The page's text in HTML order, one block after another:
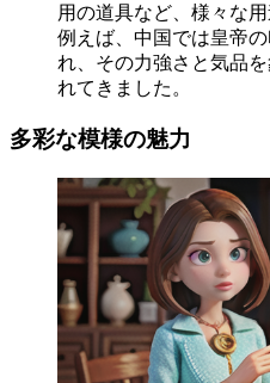
用の道具など、様々な
例えば、中国では皇帝
れ、その力強さと気品
れてきました。
多彩な模様の魅力